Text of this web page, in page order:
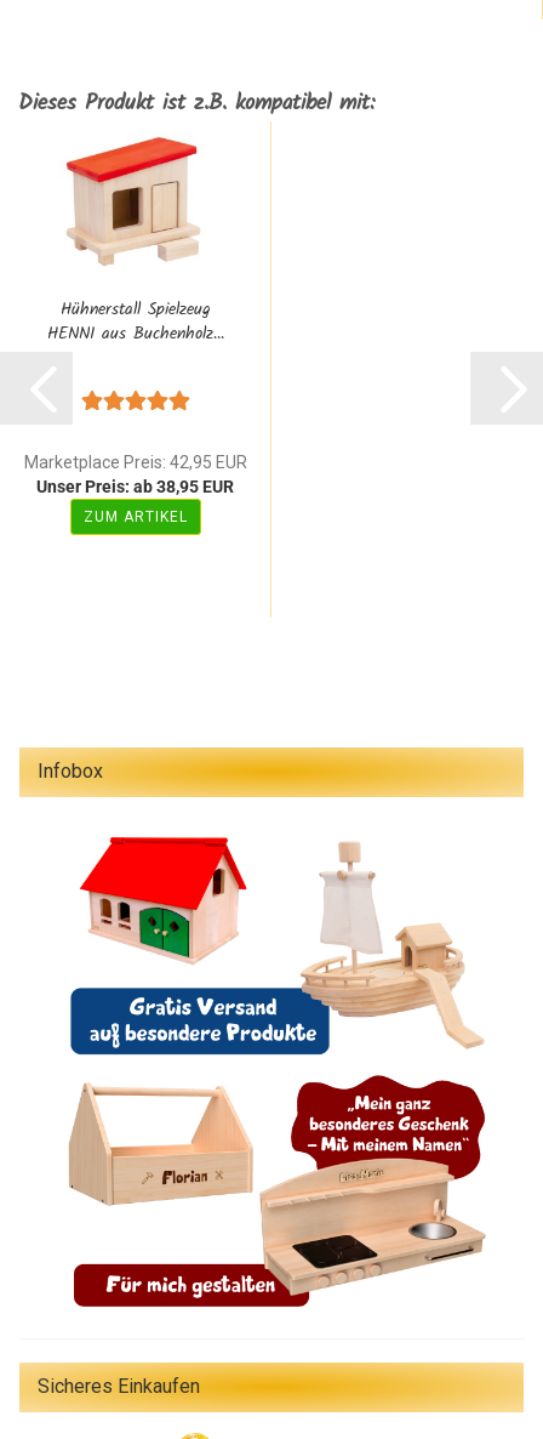
Dieses Produkt ist z.B. kompatibel mit:
Hühnerstall Spielzeug
HENNI aus Buchenholz...
Marketplace Preis: 42,95 EUR
Unser Preis: ab 38,95 EUR
ZUM ARTIKEL
Infobox
Sicheres Einkaufen